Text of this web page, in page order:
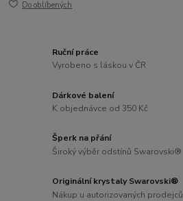
Do oblíbených
Ruční práce
Vyrobeno s láskou v ČR
Dárkové balení
K objednávce od 350 Kč
Šperk na přání
Široký výběr odstínů Swarovski®
Originální krystaly Swarovski®
Nákup u autorizovaných prodejců